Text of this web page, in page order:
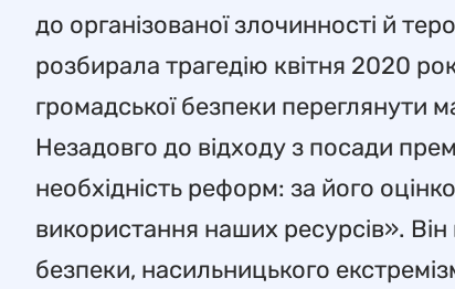
до організованої злочинності й
розбирала трагедію квітня 2020
громадської безпеки переглянути
Незадовго до відходу з посади
необхідність реформ: за його
використання наших ресурсів». Він
безпеки, насильницького